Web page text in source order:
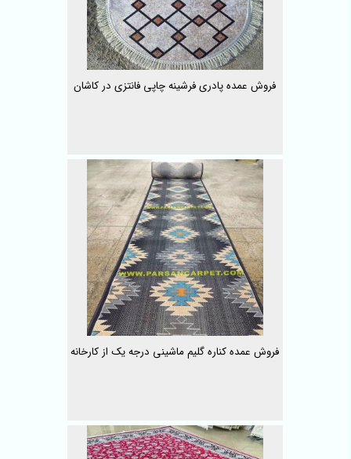
فروش عمده پادری فرشینه چاپی فانتزی در کاشان
فروش عمده کناره گلیم ماشینی درجه یک از کارخانه